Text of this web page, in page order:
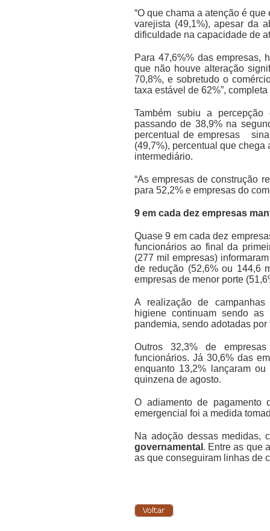
“O que chama a atenção é
varejista (49,1%), apesar da
dificuldade na capacidade de
Para 47,6%% das empresas,
que não houve alteração
70,8%, e sobretudo o
taxa estável de 62%”,
Também subiu a
passando de 38,9% na
percentual de empresas
(49,7%), percentual que chega
intermediário.
“As empresas de construção
para 52,2% e empresas do
9 em cada dez empresas
Quase 9 em cada dez
funcionários ao final da
(277 mil empresas)
de redução (52,6% ou 144,6
empresas de menor porte
A realização de
higiene continuam sendo
pandemia, sendo adotadas
Outros 32,3% de
funcionários. Já 30,6% das
enquanto 13,2% lançaram
quinzena de agosto.
O adiamento de
emergencial foi a medida
Na adoção dessas medidas,
governamental . Entre as que
as que conseguiram linhas de